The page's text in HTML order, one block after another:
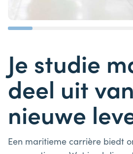
Je studie
deel uit
nieuwe
Een maritieme carrière biedt